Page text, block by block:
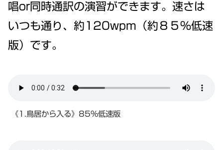
唱or同時通訳の演習ができます。速さは
いつも通り、約120wpm（約８５％低速
版）です。
《1.鳥居から入る》85%低速版